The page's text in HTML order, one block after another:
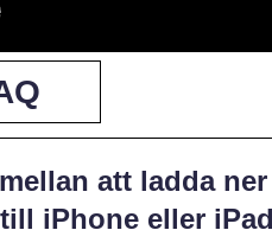
att ladda ner
iPhone eller